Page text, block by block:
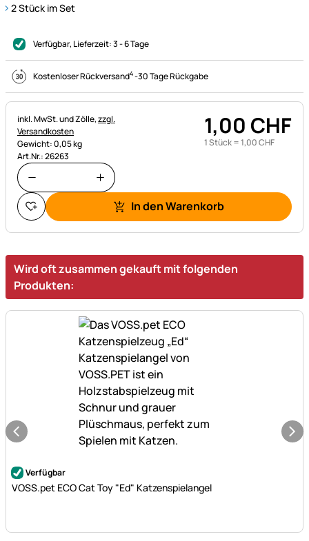
2 Stück im Set
Verfügbar, Lieferzeit:3 - 6 Tage
Kostenloser Rückversand4-30 Tage Rückgabe
Steuerhinweis:
inkl. MwSt. und Zölle,zzgl.
Versandkosten
Gewicht: 0,05 kg
Art.Nr.: 26263
1,00 CHF
1 Stück =1,00CHF
In den Warenkorb
Wird oft zusammen gekauft mit folgenden
Produkten:
Noch keine Bewertungen abgegeben
Verfügbar
VOSS.pet ECO Cat Toy "Ed" Katzenspielangel